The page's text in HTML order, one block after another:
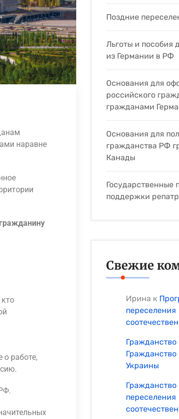
наравне
работе,
Поздние
Льготы и пособия
из Германии в РФ
Основания для
российского
гражданами
Основания для
гражданства РФ
Канады
Государственные
поддержки
Свежие
Ирина к
переселения
Украины
переселения